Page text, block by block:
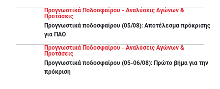
Προγνωστικά Ποδοσφαίρου - Αναλύσεις Αγώνων &
Προτάσεις
Προγνωστικά ποδοσφαίρου (05/08): Αποτέλεσμα πρόκρισης
για ΠΑΟ
Προγνωστικά Ποδοσφαίρου - Αναλύσεις Αγώνων &
Προτάσεις
Προγνωστικά ποδοσφαίρου (05-06/08): Πρώτο βήμα για την
πρόκριση